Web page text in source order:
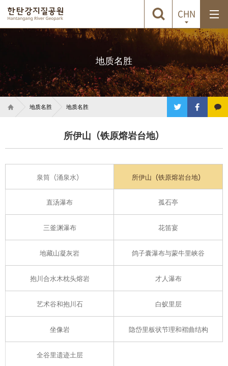
CHN
地质名胜
地质名胜 地质名胜
所伊山（铁原熔岩台地）
泉筒（涌泉水） 所伊山（铁原熔岩台地）
直汤瀑布 孤石亭
三釜渊瀑布 花笛宴
地藏山凝灰岩 鸽子囊瀑布与蒙牛里峡谷
抱川合水木枕头熔岩 才人瀑布
艺术谷和抱川石 白蚁里层
坐像岩 隐岱里板状节理和褶曲结构
全谷里遗迹土层